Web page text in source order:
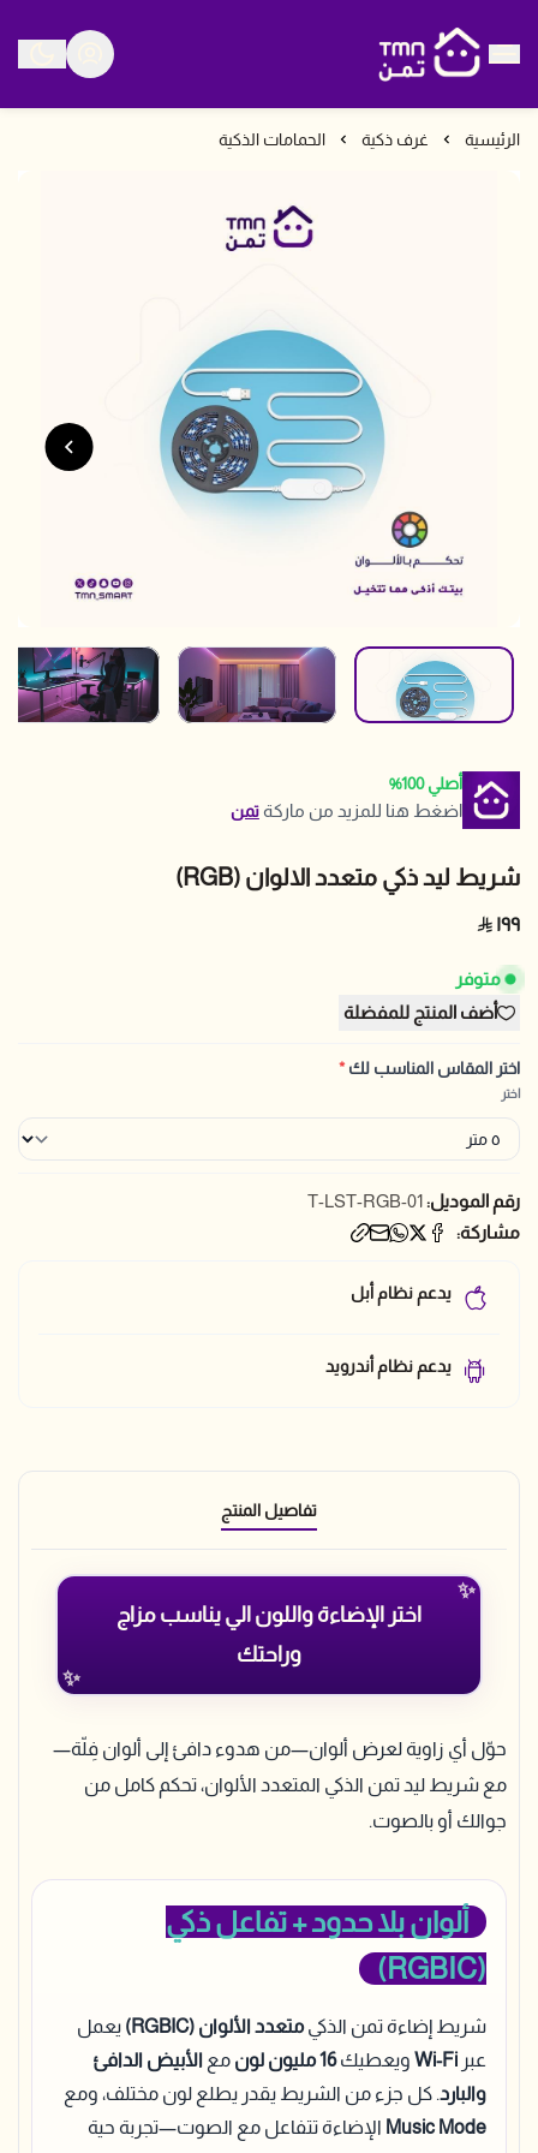
متجر تمن
الرئيسية غرف ذكية الحمامات الذكية
أصلي 100%
اضغط هنا للمزيد من ماركةتمن
شريط ليد ذكي متعدد الالوان (RGB)
١٩٩
متوفر
أضف المنتج للمفضلة
اختر المقاس المناسب لك*
اختر
رقم الموديل:T-LST-RGB-01
مشاركة:
يدعم نظام أبل
يدعم نظام أندرويد
تفاصيل المنتج
اختر الإضاءة واللون الي يناسب مزاج
وراحتك
حوّل أي زاوية لعرض ألوان—من هدوء دافئ إلى ألوان فِلّة—
مع شريط ليد تمن الذكي المتعدد الألوان، تحكم كامل من
جوالك أو بالصوت.
ألوان بلا حدود + تفاعل ذكي
(RGBIC)
شريط إضاءة تمن الذكيمتعدد الألوان (RGBIC)
يعمل
عبر Wi-Fi ويعطيك16 مليون لون مع الأبيض الدافئ
والبارد. كل جزء من الشريط يقدر يطلع لون مختلف، ومع
Music Mode الإضاءة تتفاعل مع الصوت—تجربة حية